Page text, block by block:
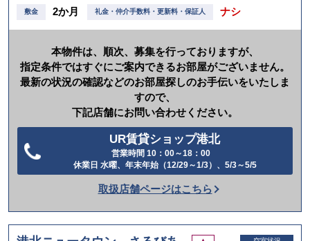
敷金 2か月 礼金・仲介手数料・更新料・保証人 ナシ
本物件は、順次、募集を行っておりますが、
指定条件ではすぐにご案内できるお部屋がございません。
最新の状況の確認などのお部屋探しのお手伝いをいたしま
すので、
下記店舗にお問い合わせください。
UR賃貸ショップ港北
営業時間 10：00～18：00
休業日 水曜、年末年始（12/29～1/3）、5/3～5/5
話
か
け
取扱店舗ページはこちら